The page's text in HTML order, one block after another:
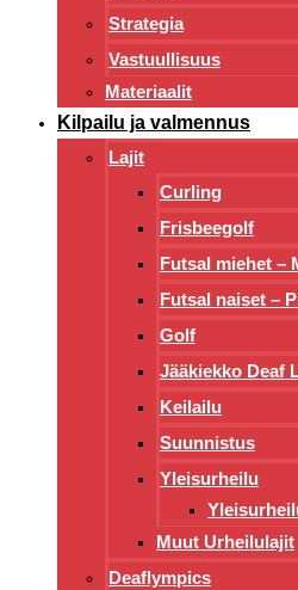
Strategia
Vastuullisuus
Materiaalit
Kilpailu ja valmennus
Lajit
Curling
Frisbeegolf
Futsal miehet –
Futsal naiset –
Golf
Jääkiekko Deaf
Keilailu
Suunnistus
Yleisurheilu
Muut Urheilulajit
Deaflympics